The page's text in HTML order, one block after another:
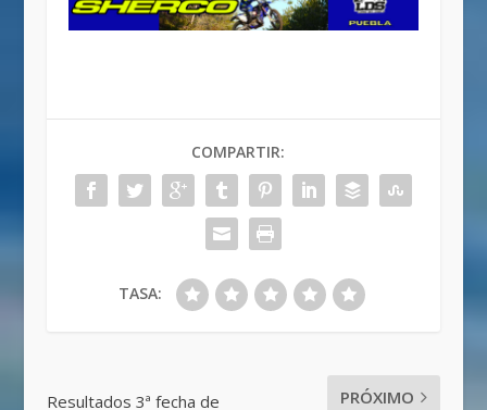
COMPARTIR:
TASA:
Resultados 3ª fecha de
PRÓXIMO